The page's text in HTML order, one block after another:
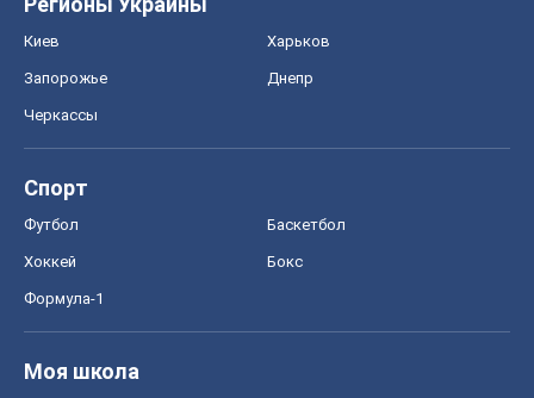
Киев Харьков
Запорожье Днепр
Черкассы
Спорт
Футбол Баскетбол
Хоккей Бокс
Формула-1
Моя школа